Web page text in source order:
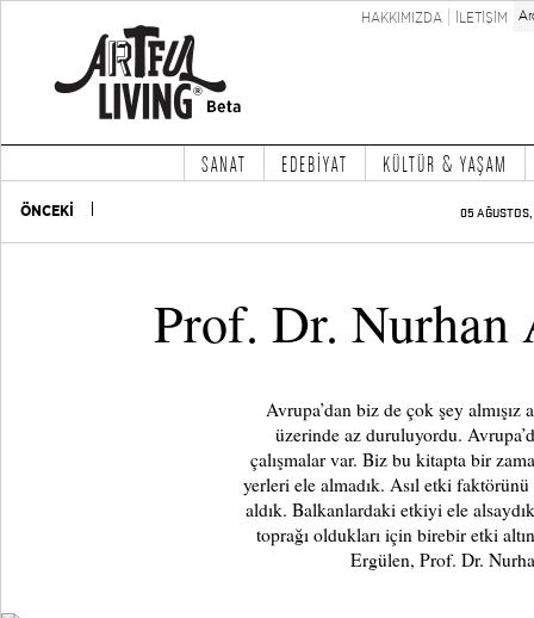
HAKKIMIZDA İLETİŞİM
SANAT EDEBİYAT KÜLTÜR & YAŞAM
ÖNCEKİ 05
Prof. Dr. Nurhan
Avrupa’dan biz de çok şey
üzerinde az duruluyordu.
çalışmalar var. Biz bu kitapta bir
yerleri ele almadık. Asıl etki
aldık. Balkanlardaki etkiyi ele
toprağı oldukları için birebir etki
Ergülen, Prof. Dr.